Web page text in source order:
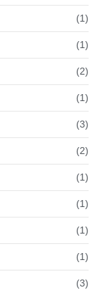
(1)
(1)
(2)
(1)
(3)
(2)
(1)
(1)
(1)
(1)
(3)